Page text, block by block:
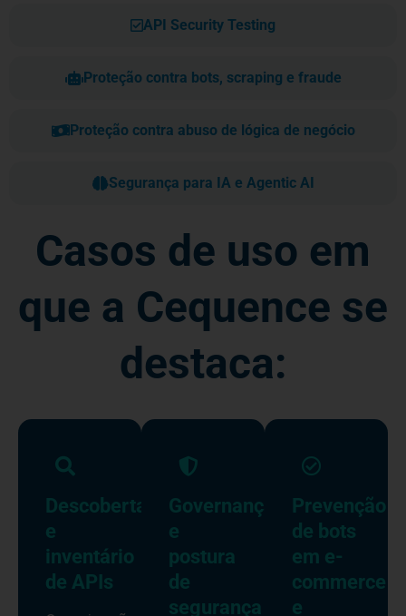
API Security Testing
Proteção contra bots, scraping e fraude
Proteção contra abuso de lógica de negócio
Segurança para IA e Agentic AI
Casos de uso em
que a Cequence se
destaca:
Descoberta
e
inventário
de APIs
Governança
e
postura
de
segurança
Prevenção
de bots
em e-
commerce
e